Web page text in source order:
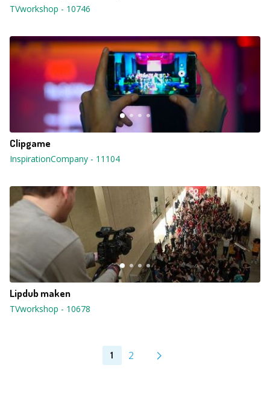
TVworkshop - 10746
Clipgame
InspirationCompany - 11104
Lipdub maken
TVworkshop - 10678
1 2